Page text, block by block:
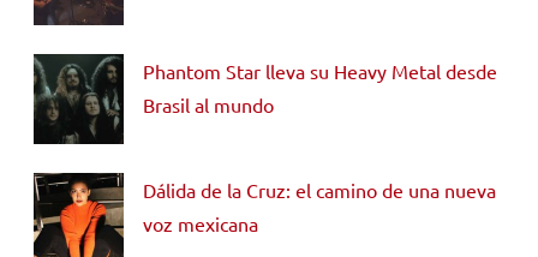
Phantom Star lleva su Heavy Metal desde
Brasil al mundo
Dálida de la Cruz: el camino de una nueva
voz mexicana